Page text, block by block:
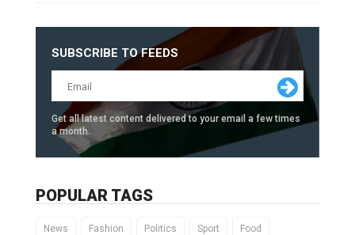
SUBSCRIBE TO FEEDS
Get all latest content delivered to your email a few times
a month.
POPULAR TAGS
News Fashion Politics Sport Food